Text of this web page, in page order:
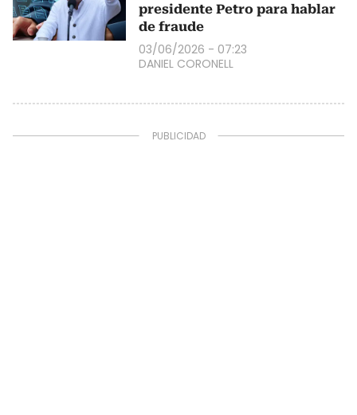
presidente Petro para hablar
de fraude
03/06/2026 - 07:23
DANIEL CORONELL